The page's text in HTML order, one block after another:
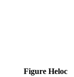
Figure Heloc